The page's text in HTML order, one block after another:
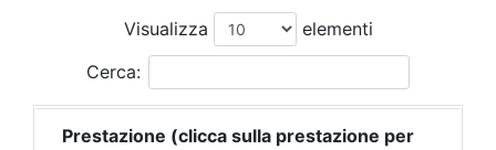
Visualizza
elementi
Cerca:
Prestazione (clicca sulla prestazione per